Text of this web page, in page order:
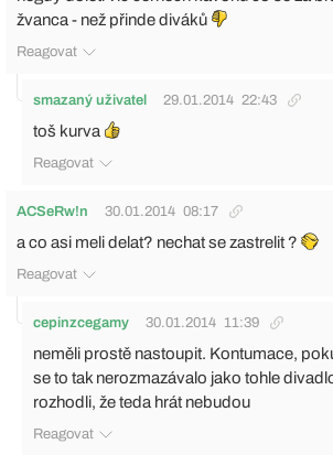
žvanca - než přinde diváků
Reagovat
smazaný uživatel 29.01.2014 22:43
toš kurva
Reagovat
ACSeRw!n 30.01.2014 08:17
a co asi meli delat? nechat se zastrelit ?
Reagovat
cepinzcegamy 30.01.2014 11:39
neměli prostě nastoupit. Kontumace,
se to tak nerozmazávalo jako tohle
rozhodli, že teda hrát nebudou
Reagovat